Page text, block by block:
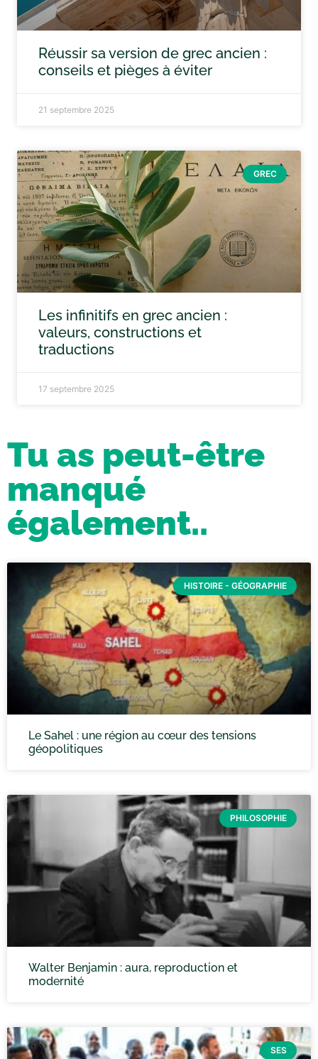
Réussir sa version de grec ancien :
conseils et pièges à éviter
21 septembre 2025
GREC
Les infinitifs en grec ancien :
valeurs, constructions et
traductions
17 septembre 2025
Tu as peut-être
manqué
également..
HISTOIRE - GÉOGRAPHIE
Le Sahel : une région au cœur des tensions
géopolitiques
PHILOSOPHIE
Walter Benjamin : aura, reproduction et
modernité
SES